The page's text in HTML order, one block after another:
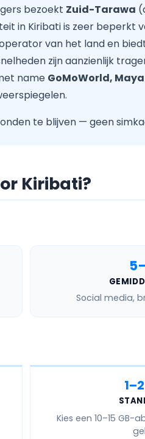
bezoekt Zuid-Tarawa
in Kiribati is zeer
van het land en
zijn aanzienlijk
name GoMoWorld,
te blijven — geen
Kiribati?
Social media,
Kies een 10–15 GB-